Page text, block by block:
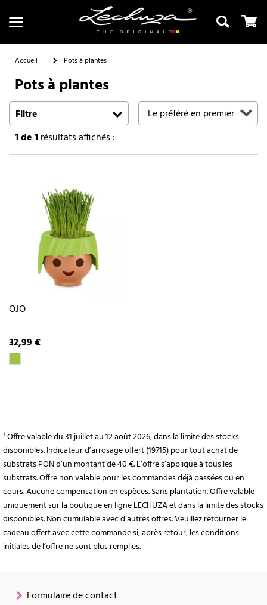
Recherche
Accueil Pots à plantes
Pots à plantes
Filtre
1de 1résultats affichés :
OJO
32,99 €
¹ Offre valable du 31 juillet au 12 août 2026, dans la limite des stocks
disponibles. Indicateur d’arrosage offert (19715) pour tout achat de
substrats PON d’un montant de 40 €. L’offre s’applique à tous les
substrats. Offre non valable pour les commandes déjà passées ou en
cours. Aucune compensation en espèces. Sans plantation. Offre valable
uniquement sur la boutique en ligne LECHUZA et dans la limite des stocks
disponibles. Non cumulable avec d’autres offres. Veuillez retourner le
cadeau offert avec cette commande si, après retour, les conditions
initiales de l’offre ne sont plus remplies.
Formulaire de contact